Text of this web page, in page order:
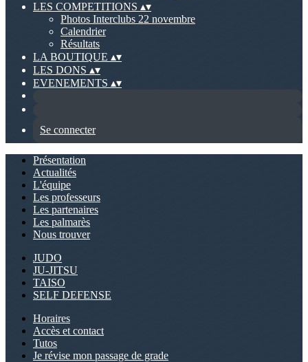
LES COMPETITIONS ▴▾
Photos Interclubs 22 novembre
Calendrier
Résultats
LA BOUTIQUE ▴▾
LES DONS ▴▾
EVENEMENTS ▴▾
Se connecter
Présentation
Actualités
L'équipe
Les professeurs
Les partenaires
Les palmarès
Nous trouver
JUDO
JU-JITSU
TAISO
SELF DEFENSE
Horaires
Accès et contact
Tutos
Je révise mon passage de grade